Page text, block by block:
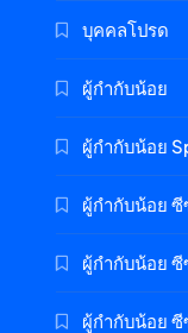
บุคคลโปรด
ผู้กำกับน้อย
ผู้กำกับน้อย
ผู้กำกับน้อย ซี
ผู้กำกับน้อย ซี
ผู้กำกับน้อย